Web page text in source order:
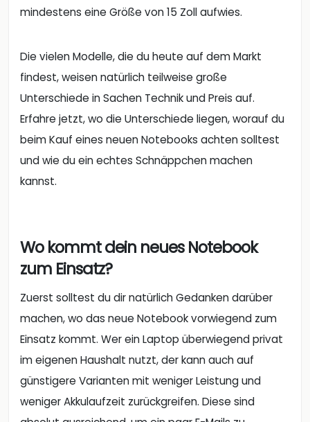
mindestens eine Größe von 15 Zoll aufwies.
Die vielen Modelle, die du heute auf dem Markt
findest, weisen natürlich teilweise große
Unterschiede in Sachen Technik und Preis auf.
Erfahre jetzt, wo die Unterschiede liegen, worauf du
beim Kauf eines neuen Notebooks achten solltest
und wie du ein echtes Schnäppchen machen
kannst.
Wo kommt dein neues Notebook
zum Einsatz?
Zuerst solltest du dir natürlich Gedanken darüber
machen, wo das neue Notebook vorwiegend zum
Einsatz kommt. Wer ein Laptop überwiegend privat
im eigenen Haushalt nutzt, der kann auch auf
günstigere Varianten mit weniger Leistung und
weniger Akkulaufzeit zurückgreifen. Diese sind